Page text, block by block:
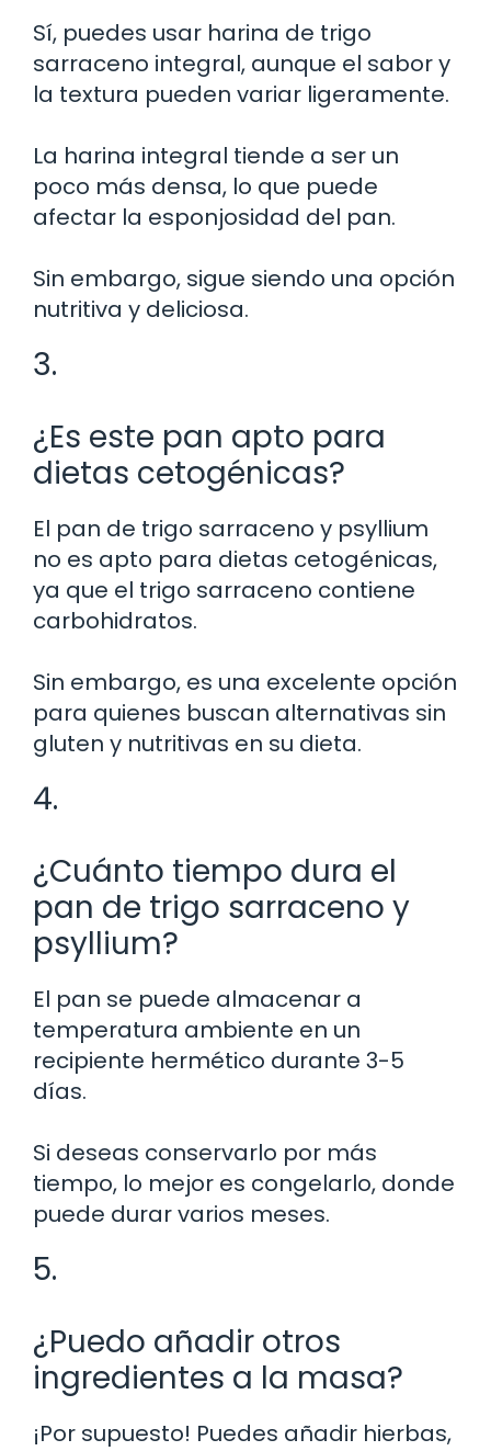
Sí, puedes usar harina de trigo
sarraceno integral, aunque el sabor y
la textura pueden variar ligeramente.
La harina integral tiende a ser un
poco más densa, lo que puede
afectar la esponjosidad del pan.
Sin embargo, sigue siendo una opción
nutritiva y deliciosa.
3.
¿Es este pan apto para
dietas cetogénicas?
El pan de trigo sarraceno y psyllium
no es apto para dietas cetogénicas,
ya que el trigo sarraceno contiene
carbohidratos.
Sin embargo, es una excelente opción
para quienes buscan alternativas sin
gluten y nutritivas en su dieta.
4.
¿Cuánto tiempo dura el
pan de trigo sarraceno y
psyllium?
El pan se puede almacenar a
temperatura ambiente en un
recipiente hermético durante 3-5
días.
Si deseas conservarlo por más
tiempo, lo mejor es congelarlo, donde
puede durar varios meses.
5.
¿Puedo añadir otros
ingredientes a la masa?
¡Por supuesto! Puedes añadir hierbas,